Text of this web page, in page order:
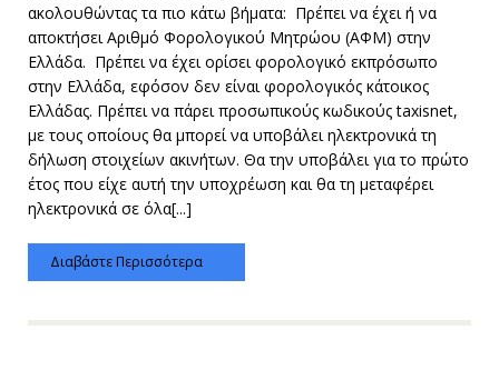
ακολουθώντας τα πιο κάτω βήματα: Πρέπει να έχει ή να
αποκτήσει Αριθμό Φορολογικού Μητρώου (ΑΦΜ) στην
Ελλάδα. Πρέπει να έχει ορίσει φορολογικό εκπρόσωπο
στην Ελλάδα, εφόσον δεν είναι φορολογικός κάτοικος
Ελλάδας. Πρέπει να πάρει προσωπικούς κωδικούς taxisnet,
με τους οποίους θα μπορεί να υποβάλει ηλεκτρονικά τη
δήλωση στοιχείων ακινήτων. Θα την υποβάλει για το πρώτο
έτος που είχε αυτή την υποχρέωση και θα τη μεταφέρει
ηλεκτρονικά σε όλα[...]
Διαβάστε Περισσότερα